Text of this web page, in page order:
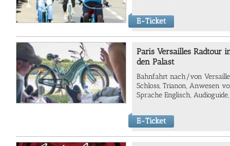
E-Ticket
Paris Versailles Radtour
den Palast
Bahnfahrt nach/von
Schloss, Trianon, Anwesen
Sprache Englisch,
E-Ticket